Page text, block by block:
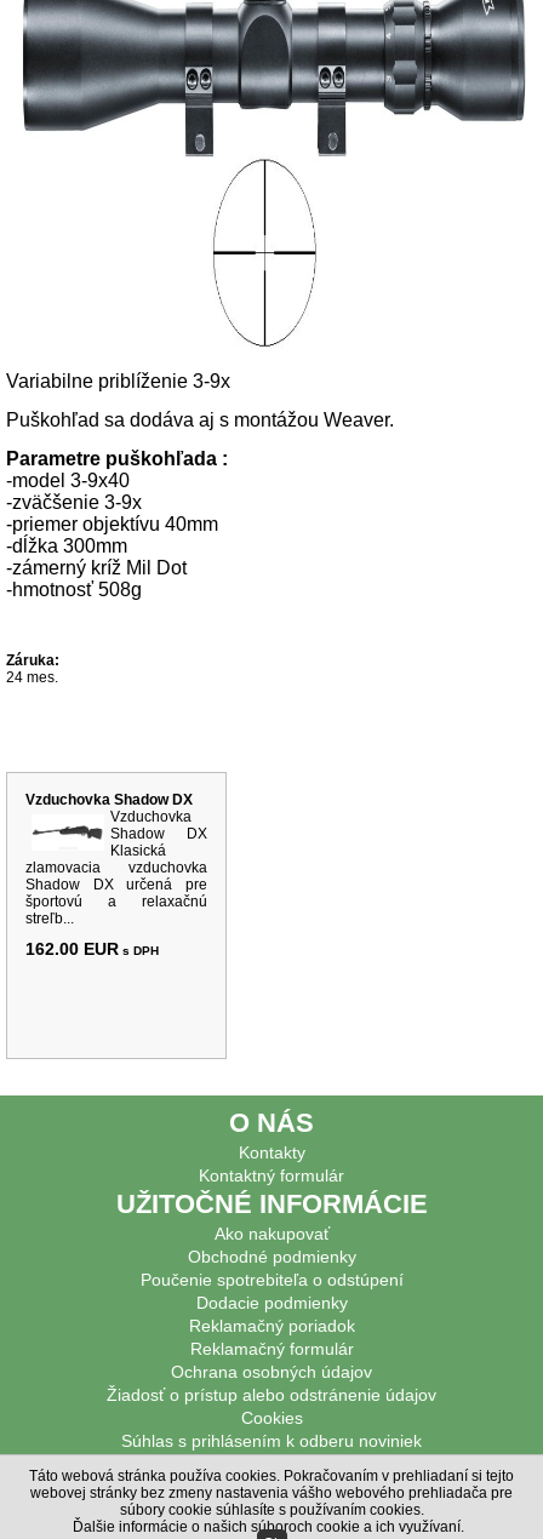
Variabilne priblíženie 3-9x
Puškohľad sa dodáva aj s montážou Weaver.
Parametre puškohľada :
-model 3-9x40
-zväčšenie 3-9x
-priemer objektívu 40mm
-dĺžka 300mm
-zámerný kríž Mil Dot
-hmotnosť 508g
Záruka:
24 mes.
Vzduchovka Shadow DX
Vzduchovka
Shadow DX
Klasická
zlamovacia vzduchovka
Shadow DX určená pre
športovú a relaxačnú
streľb...
162.00 EUR s DPH
O NÁS
Kontakty
Kontaktný formulár
UŽITOČNÉ INFORMÁCIE
Ako nakupovať
Obchodné podmienky
Poučenie spotrebiteľa o odstúpení
Dodacie podmienky
Reklamačný poriadok
Reklamačný formulár
Ochrana osobných údajov
Žiadosť o prístup alebo odstránenie údajov
Cookies
Súhlas s prihlásením k odberu noviniek
PODPOROVANÉ PLATBY
© Poľovnícke potreby DIANAHUNTER 2020, Poľovnícke potreby
© MiBe ESHOP 2021, verzia: 48
Táto webová stránka používa cookies. Pokračovaním v prehliadaní si tejto
webovej stránky bez zmeny nastavenia vášho webového prehliadača pre
súbory cookie súhlasíte s používaním cookies.
Ďalšie informácie o našich súboroch cookie a ich využívaní.